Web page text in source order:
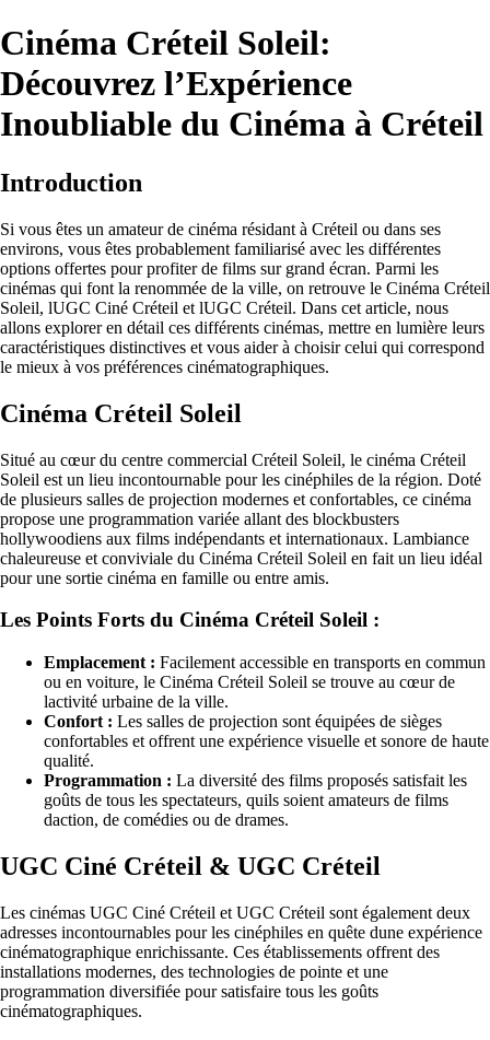
Cinéma Créteil Soleil:
Découvrez l’Expérience
Inoubliable du Cinéma à Créteil
Introduction
Si vous êtes un amateur de cinéma résidant à Créteil ou dans ses
environs, vous êtes probablement familiarisé avec les différentes
options offertes pour profiter de films sur grand écran. Parmi les
cinémas qui font la renommée de la ville, on retrouve le Cinéma Créteil
Soleil, lUGC Ciné Créteil et lUGC Créteil. Dans cet article, nous
allons explorer en détail ces différents cinémas, mettre en lumière leurs
caractéristiques distinctives et vous aider à choisir celui qui correspond
le mieux à vos préférences cinématographiques.
Cinéma Créteil Soleil
Situé au cœur du centre commercial Créteil Soleil, le cinéma Créteil
Soleil est un lieu incontournable pour les cinéphiles de la région. Doté
de plusieurs salles de projection modernes et confortables, ce cinéma
propose une programmation variée allant des blockbusters
hollywoodiens aux films indépendants et internationaux. Lambiance
chaleureuse et conviviale du Cinéma Créteil Soleil en fait un lieu idéal
pour une sortie cinéma en famille ou entre amis.
Les Points Forts du Cinéma Créteil Soleil :
Emplacement : Facilement accessible en transports en commun
ou en voiture, le Cinéma Créteil Soleil se trouve au cœur de
lactivité urbaine de la ville.
Confort : Les salles de projection sont équipées de sièges
confortables et offrent une expérience visuelle et sonore de haute
qualité.
Programmation : La diversité des films proposés satisfait les
goûts de tous les spectateurs, quils soient amateurs de films
daction, de comédies ou de drames.
UGC Ciné Créteil & UGC Créteil
Les cinémas UGC Ciné Créteil et UGC Créteil sont également deux
adresses incontournables pour les cinéphiles en quête dune expérience
cinématographique enrichissante. Ces établissements offrent des
installations modernes, des technologies de pointe et une
programmation diversifiée pour satisfaire tous les goûts
cinématographiques.